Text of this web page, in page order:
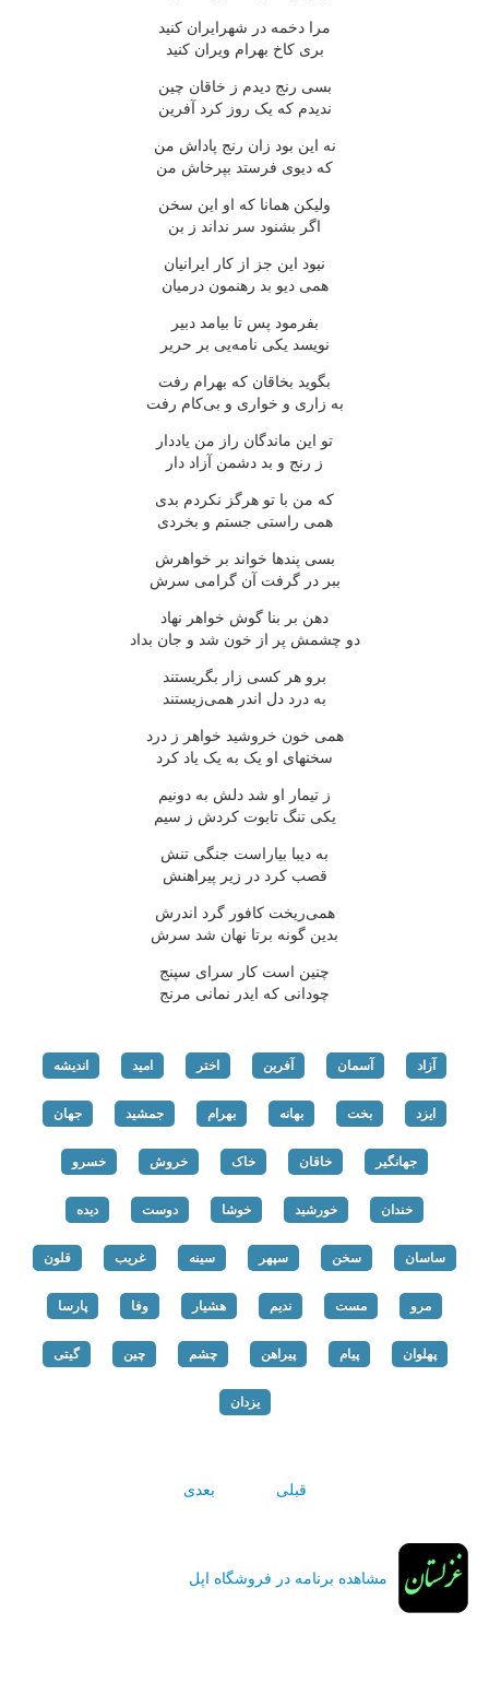
مرا دخمه در شهرایران کنید
بری کاخ بهرام ویران کنید
بسی رنج دیدم ز خاقان چین
ندیدم که یک روز کرد آفرین
نه این بود زان رنج پاداش من
که دیوی فرستد بپرخاش من
ولیکن همانا که او این سخن
اگر بشنود سر نداند ز بن
نبود این جز از کار ایرانیان
همی دیو بد رهنمون درمیان
بفرمود پس تا بیامد دبیر
نویسد یکی نامه‌یی بر حریر
بگوید بخاقان که بهرام رفت
به زاری و خواری و بی‌کام رفت
تو این ماندگان راز من یاددار
ز رنج و بد دشمن آزاد دار
که من با تو هرگز نکردم بدی
همی راستی جستم و بخردی
بسی پندها خواند بر خواهرش
ببر در گرفت آن گرامی سرش
دهن بر بنا گوش خواهر نهاد
دو چشمش پر از خون شد و جان بداد
برو هر کسی زار بگریستند
به درد دل اندر همی‌زیستند
همی خون خروشید خواهر ز درد
سخنهای او یک به یک یاد کرد
ز تیمار او شد دلش به دونیم
یکی تنگ تابوت کردش ز سیم
به دیبا بیاراست جنگی تنش
قصب کرد در زیر پیراهنش
همی‌ریخت کافور گرد اندرش
بدین گونه برتا نهان شد سرش
چنین است کار سرای سپنج
چودانی که ایدر نمانی مرنج
آزاد آسمان آفرین اختر امید اندیشه
ایزد بخت بهانه بهرام جمشید جهان
جهانگیر خاقان خاک خروش خسرو
خندان خورشید خوشا دوست دیده
ساسان سخن سپهر سینه غریب قلون
مرو مست ندیم هشیار وفا پارسا
پهلوان پیام پیراهن چشم چین گیتی
یزدان
قبلی بعدی
مشاهده برنامه در فروشگاه اپل